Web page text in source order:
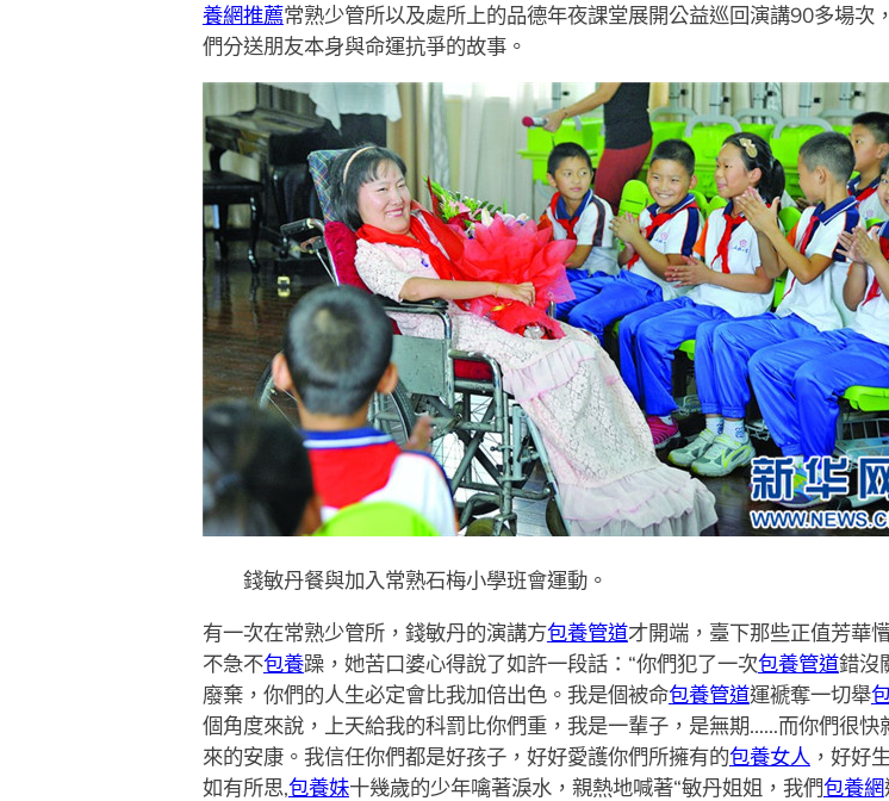
養網推薦常熟少管所以及處所上的品德年夜課堂展開公益巡回演講90多場次
們分送朋友本身與命運抗爭的故事。
錢敏丹餐與加入常熟石梅小學班會運動。
有一次在常熟少管所，錢敏丹的演講方包養管道才開端，臺下那些正值芳華
不急不包養躁，她苦口婆心得說了如許一段話：“你們犯了一次包養管道錯沒
廢棄，你們的人生必定會比我加倍出色。我是個被命包養管道運褫奪一切舉
個角度來說，上天給我的科罰比你們重，我是一輩子，是無期……而你們很快
來的安康。我信任你們都是好孩子，好好愛護你們所擁有的包養女人 ，好好
如有所思,包養妹十幾歲的少年噙著淚水，親熱地喊著“敏丹姐姐，我們包養網